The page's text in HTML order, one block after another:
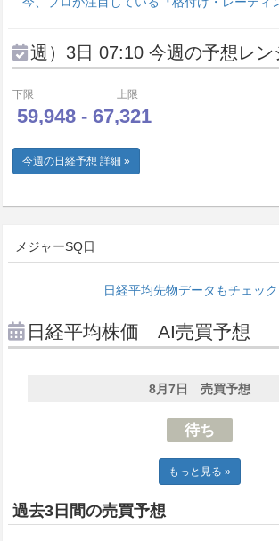
週）3日 07:10 今週の予想レン
下限 上限
59,948 - 67,321
今週の日経予想 詳細 »
メジャーSQ日
日経平均先物データもチェッ
日経平均株価 AI売買予想
8月7日 売買予想
待ち
もっと見る »
過去3日間の売買予想